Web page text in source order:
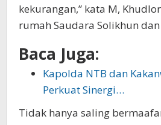
kekurangan,’’ kata M,
rumah Saudara Solikhun
Baca Juga:
Kapolda NTB dan
Perkuat Sinergi…
Tidak hanya saling